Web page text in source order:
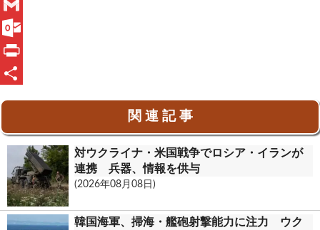
a
c
e
b
L
n
e
G
m
a
O
u
.
P
関 連 記 事
対ウクライナ・米国戦争でロシア・イランが
連携 兵器、情報を供与
(2026年08月08日)
韓国海軍、掃海・艦砲射撃能力に注力 ウク